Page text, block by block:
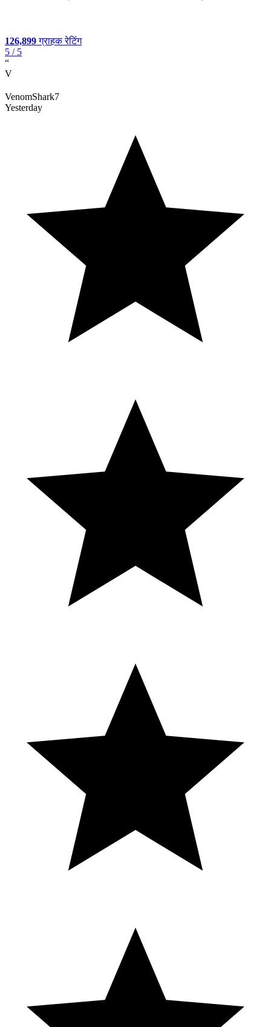
126,899ग्राहक रेटिंग
5 / 5
“
V
VenomShark7
Yesterday